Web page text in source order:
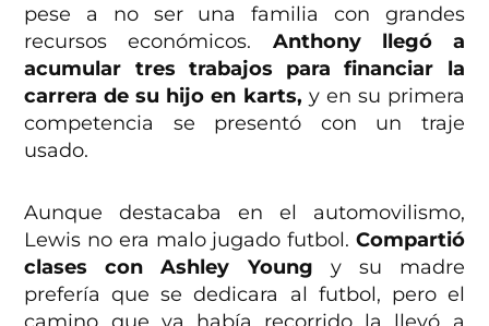
pese a no ser una familia con grandes
recursos económicos. Anthony llegó a
acumular tres trabajos para financiar la
carrera de su hijo en karts, y en su primera
competencia se presentó con un traje
usado.
Aunque destacaba en el automovilismo,
Lewis no era malo jugado futbol. Compartió
clases con Ashley Young y su madre
prefería que se dedicara al futbol, pero el
camino que ya había recorrido la llevó a